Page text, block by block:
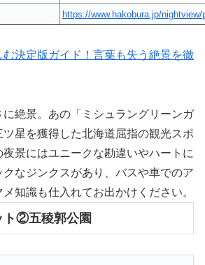
https://www.hakobura.jp/
決定版ガイド！言葉も失う絶景を徹
絶景。あの「ミシュラングリーンガ
星を獲得した北海道屈指の観光スポ
景にはユニークな勘違いやハートに
なジンクスがあり、バスや車でのア
知識も仕入れてお出かけください。
ト②五稜郭公園